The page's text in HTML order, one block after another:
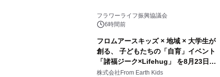
フラワーライフ振興協議会
6時間前
フロムアースキッズ × 地域 × 大学生が
創る、 子どもたちの「自育」イベント
「諸福ジーク×Lifehug」 を8月23日
(日)開催
株式会社From Earth Kids